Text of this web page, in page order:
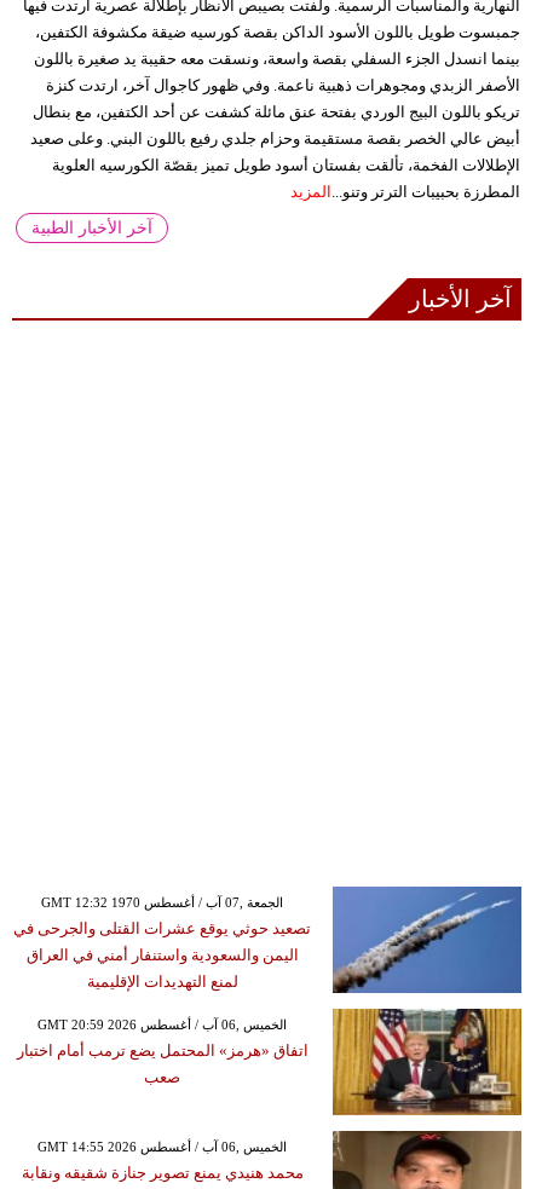
النهارية والمناسبات الرسمية. ولفتت بصيبص الأنظار بإطلالة عصرية ارتدت فيها
جمبسوت طويل باللون الأسود الداكن بقصة كورسيه ضيقة مكشوفة الكتفين،
بينما انسدل الجزء السفلي بقصة واسعة، ونسقت معه حقيبة يد صغيرة باللون
الأصفر الزبدي ومجوهرات ذهبية ناعمة. وفي ظهور كاجوال آخر، ارتدت كنزة
تريكو باللون البيج الوردي بفتحة عنق مائلة كشفت عن أحد الكتفين، مع بنطال
أبيض عالي الخصر بقصة مستقيمة وحزام جلدي رفيع باللون البني. وعلى صعيد
الإطلالات الفخمة، تألقت بفستان أسود طويل تميز بقصّة الكورسيه العلوية
المطرزة بحبيبات الترتر وتنو... المزيد
آخر الأخبار الطبية
آخر الأخبار
GMT 12:32 1970 الجمعة ,07 آب / أغسطس
تصعيد حوثي يوقع عشرات القتلى والجرحى في
اليمن والسعودية واستنفار أمني في العراق
لمنع التهديدات الإقليمية
GMT 20:59 2026 الخميس ,06 آب / أغسطس
اتفاق «هرمز» المحتمل يضع ترمب أمام اختبار
صعب
GMT 14:55 2026 الخميس ,06 آب / أغسطس
محمد هنيدي يمنع تصوير جنازة شقيقه ونقابة